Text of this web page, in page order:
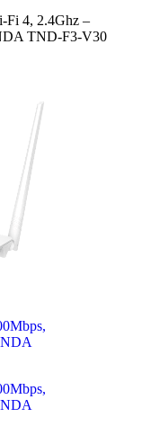
Fi 4, 2.4Ghz –
TND-F3-V30